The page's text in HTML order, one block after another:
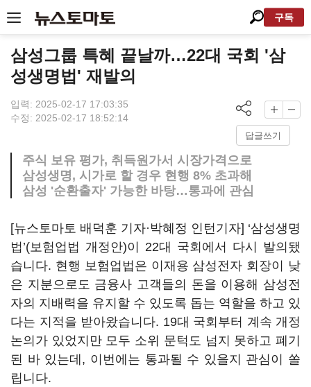
구독
삼성그룹 특혜 끝날까…22대 국회 '삼
성생명법' 재발의
입력: 2025-02-17 17:03:35
수정: 2025-02-17 18:52:14
답글쓰기
주식 보유 평가, 취득원가서 시장가격으로
삼성생명, 시가로 할 경우 현행 8% 초과해
삼성 '순환출자' 가능한 바탕…통과에 관심
[뉴스토마토 배덕훈 기자·박혜정 인턴기자] ‘삼성생명
법’(보험업법 개정안)이 22대 국회에서 다시 발의됐
습니다. 현행 보험업법은 이재용 삼성전자 회장이 낮
은 지분으로도 금융사 고객들의 돈을 이용해 삼성전
자의 지배력을 유지할 수 있도록 돕는 역할을 하고 있
다는 지적을 받아왔습니다. 19대 국회부터 계속 개정
논의가 있었지만 모두 소위 문턱도 넘지 못하고 폐기
된 바 있는데, 이번에는 통과될 수 있을지 관심이 쏠
립니다.